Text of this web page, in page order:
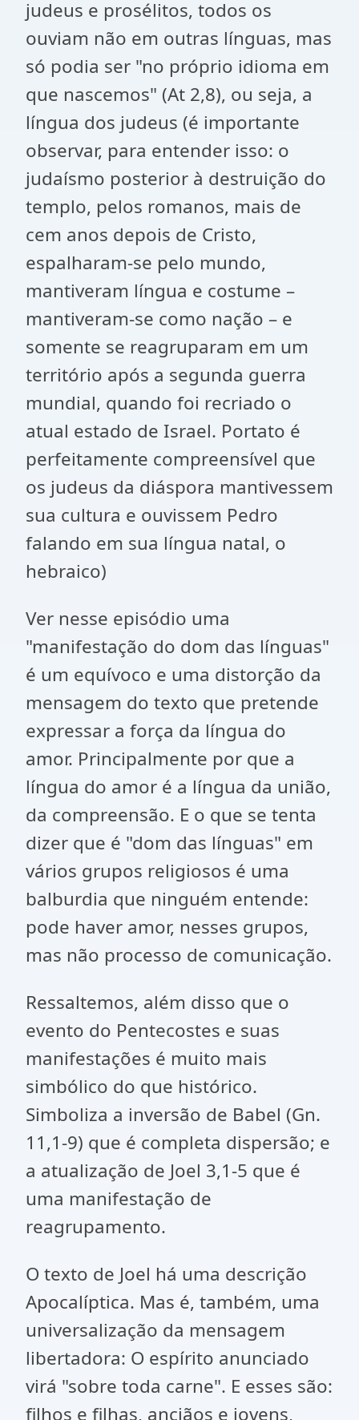
judeus e prosélitos, todos os
ouviam não em outras línguas, mas
só podia ser "no próprio idioma em
que nascemos" (At 2,8), ou seja, a
língua dos judeus (é importante
observar, para entender isso: o
judaísmo posterior à destruição do
templo, pelos romanos, mais de
cem anos depois de Cristo,
espalharam-se pelo mundo,
mantiveram língua e costume –
mantiveram-se como nação – e
somente se reagruparam em um
território após a segunda guerra
mundial, quando foi recriado o
atual estado de Israel. Portato é
perfeitamente compreensível que
os judeus da diáspora mantivessem
sua cultura e ouvissem Pedro
falando em sua língua natal, o
hebraico)
Ver nesse episódio uma
"manifestação do dom das línguas"
é um equívoco e uma distorção da
mensagem do texto que pretende
expressar a força da língua do
amor. Principalmente por que a
língua do amor é a língua da união,
da compreensão. E o que se tenta
dizer que é "dom das línguas" em
vários grupos religiosos é uma
balburdia que ninguém entende:
pode haver amor, nesses grupos,
mas não processo de comunicação.
Ressaltemos, além disso que o
evento do Pentecostes e suas
manifestações é muito mais
simbólico do que histórico.
Simboliza a inversão de Babel (Gn.
11,1-9) que é completa dispersão; e
a atualização de Joel 3,1-5 que é
uma manifestação de
reagrupamento.
O texto de Joel há uma descrição
Apocalíptica. Mas é, também, uma
universalização da mensagem
libertadora: O espírito anunciado
virá "sobre toda carne". E esses são:
filhos e filhas, anciãos e jovens,